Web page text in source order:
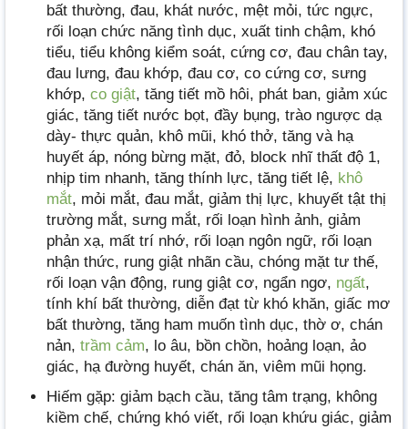
bất thường, đau, khát nước, mệt mỏi, tức ngực,
rối loạn chức năng tình dục, xuất tinh chậm, khó
tiểu, tiểu không kiểm soát, cứng cơ, đau chân tay,
đau lưng, đau khớp, đau cơ, co cứng cơ, sưng
khớp, co giật, tăng tiết mồ hôi, phát ban, giảm xúc
giác, tăng tiết nước bọt, đầy bụng, trào ngược dạ
dày- thực quản, khô mũi, khó thở, tăng và hạ
huyết áp, nóng bừng mặt, đỏ, block nhĩ thất độ 1,
nhịp tim nhanh, tăng thính lực, tăng tiết lệ, khô
mắt, mỏi mắt, đau mắt, giảm thị lực, khuyết tật thị
trường mắt, sưng mắt, rối loạn hình ảnh, giảm
phản xạ, mất trí nhớ, rối loạn ngôn ngữ, rối loạn
nhận thức, rung giật nhãn cầu, chóng mặt tư thế,
rối loạn vận động, rung giật cơ, ngẩn ngơ, ngất,
tính khí bất thường, diễn đạt từ khó khăn, giấc mơ
bất thường, tăng ham muốn tình dục, thờ ơ, chán
nản, trầm cảm, lo âu, bồn chồn, hoảng loạn, ảo
giác, hạ đường huyết, chán ăn, viêm mũi họng.
Hiếm gặp: giảm bạch cầu, tăng tâm trạng, không
kiềm chế, chứng khó viết, rối loạn khứu giác, giảm